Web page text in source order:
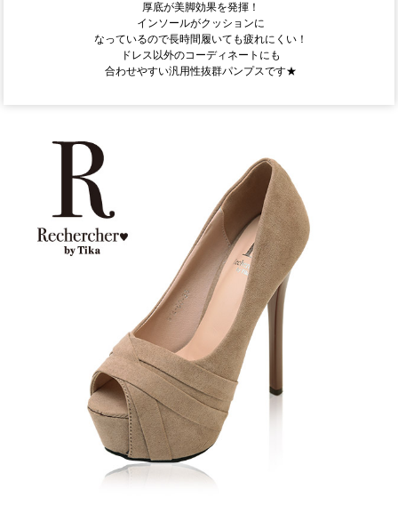
厚底が美脚効果を発揮！
インソールがクッションに
なっているので長時間履いても疲れにくい！
ドレス以外のコーディネートにも
合わせやすい汎用性抜群パンプスです★